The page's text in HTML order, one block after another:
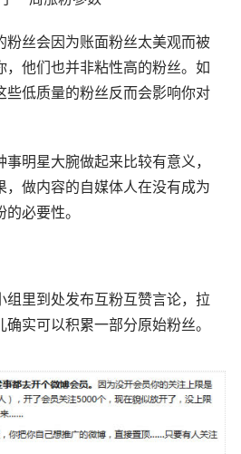
粉丝会因为账面粉丝太美观而被
，他们也并非粘性高的粉丝。如
些低质量的粉丝反而会影响你对
明星大腕做起来比较有意义，
，做内容的自媒体人在没有成为
必要性。
组里到处发布互粉互赞言论，拉
实可以积累一部分原始粉丝。